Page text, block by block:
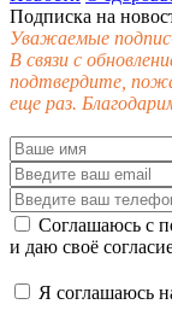
Подписка на
Уважаемые
В связи с
подтвердите,
еще раз.
Соглашаюсь с
и даю своё
Я соглашаюсь